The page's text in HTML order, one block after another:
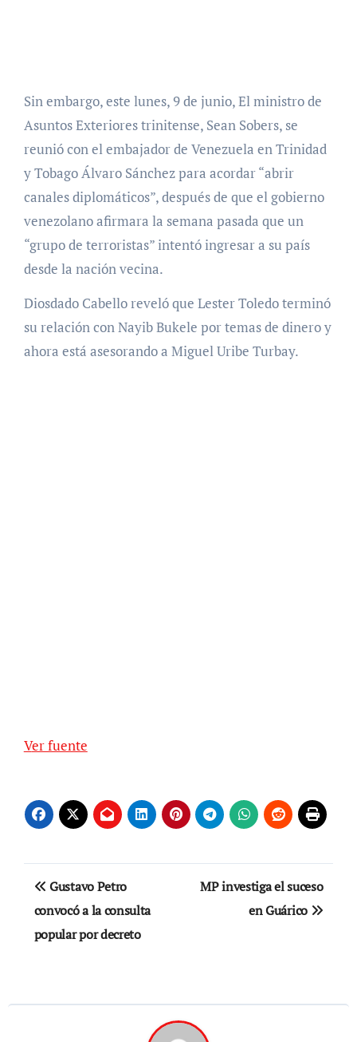
Sin embargo, este lunes, 9 de junio, El ministro de
Asuntos Exteriores trinitense, Sean Sobers, se
reunió con el embajador de Venezuela en Trinidad
y Tobago Álvaro Sánchez para acordar “abrir
canales diplomáticos”, después de que el gobierno
venezolano afirmara la semana pasada que un
“grupo de terroristas” intentó ingresar a su país
desde la nación vecina.
Diosdado Cabello reveló que Lester Toledo terminó
su relación con Nayib Bukele por temas de dinero y
ahora está asesorando a Miguel Uribe Turbay.
Ver fuente
Navegación
de
entradas
Gustavo Petro
convocó a la consulta
popular por decreto
MP investiga el suceso
en Guárico